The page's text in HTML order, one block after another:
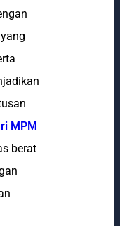
MPM
berat